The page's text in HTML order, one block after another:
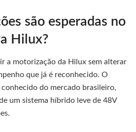
são esperadas no
Hilux?
a motorização da Hilux sem alterar
que já é reconhecido. O
do mercado brasileiro,
um sistema híbrido leve de 48V